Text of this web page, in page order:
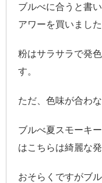
ブルべに合うと書
アワーを買いました
粉はサラサラで発
す。
ただ、色味が合わ
ブルべ夏スモーキ
はこちらは綺麗な
おそらくですがブ